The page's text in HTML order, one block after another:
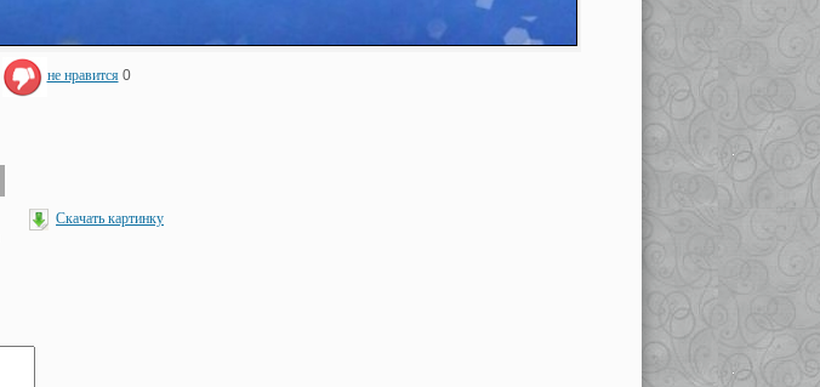
не нравится 0
Скачать картинку